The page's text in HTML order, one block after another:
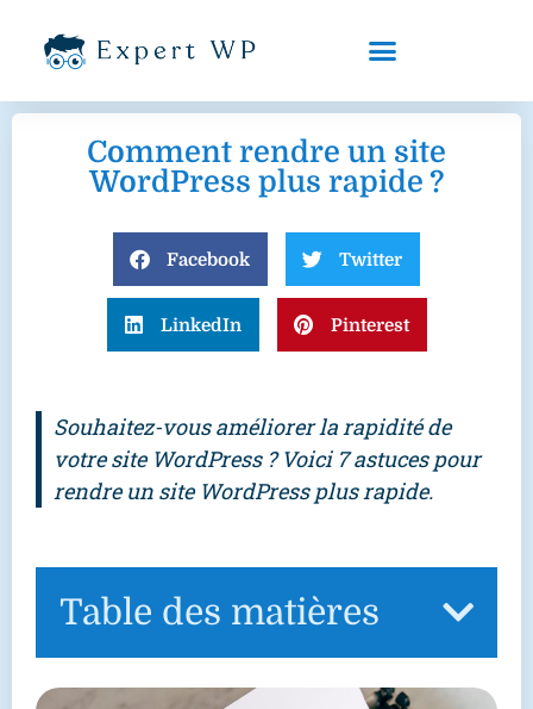
Comment rendre un site
WordPress plus rapide ?
Facebook Twitter
LinkedIn Pinterest
Souhaitez-vous améliorer la rapidité de
votre site WordPress ? Voici 7 astuces pour
rendre un site WordPress plus rapide.
Table des matières